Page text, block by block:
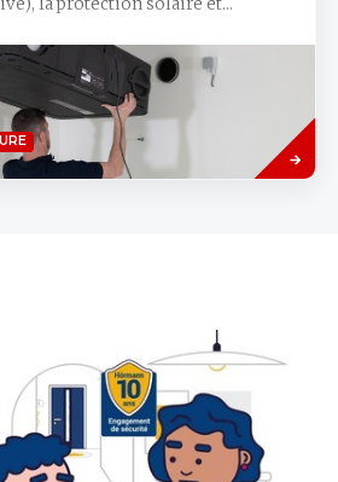
la protection solaire et...
Savoir
plus